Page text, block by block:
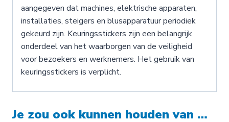
aangegeven dat machines, elektrische apparaten,
installaties, steigers en blusapparatuur periodiek
gekeurd zijn. Keuringsstickers zijn een belangrijk
onderdeel van het waarborgen van de veiligheid
voor bezoekers en werknemers. Het gebruik van
keuringsstickers is verplicht.
Je zou ook kunnen houden van …